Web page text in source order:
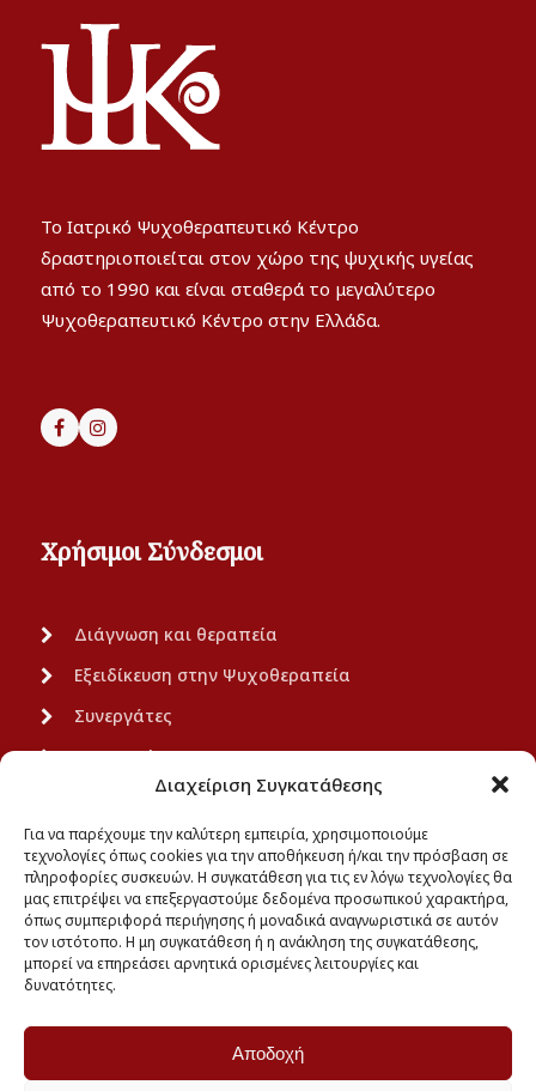
Διαχείριση Συγκατάθεσης
Για να παρέχουμε την καλύτερη εμπειρία, χρησιμοποιούμε
τεχνολογίες όπως cookies για την αποθήκευση ή/και την πρόσβαση σε
πληροφορίες συσκευών. Η συγκατάθεση για τις εν λόγω τεχνολογίες θα
μας επιτρέψει να επεξεργαστούμε δεδομένα προσωπικού χαρακτήρα,
όπως συμπεριφορά περιήγησης ή μοναδικά αναγνωριστικά σε αυτόν
τον ιστότοπο. Η μη συγκατάθεση ή η ανάκληση της συγκατάθεσης,
μπορεί να επηρεάσει αρνητικά ορισμένες λειτουργίες και
δυνατότητες.
Αποδοχή
Το Ιατρικό Ψυχοθεραπευτικό Κέντρο
δραστηριοποιείται στον χώρο της ψυχικής υγείας
από το 1990 και είναι σταθερά το μεγαλύτερο
Ψυχοθεραπευτικό Κέντρο στην Ελλάδα.
Χρήσιμοι Σύνδεσμοι
Διάγνωση και θεραπεία
Εξειδίκευση στην Ψυχοθεραπεία
Συνεργάτες
Ανακοινώσεις
Πολιτική Απορρήτου
Επικοινωνία